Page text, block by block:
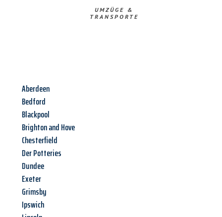
UMZÜGE &
TRANSPORTE
Aberdeen
Bedford
Blackpool
Brighton and Hove
Chesterfield
Der Potteries
Dundee
Exeter
Grimsby
Ipswich